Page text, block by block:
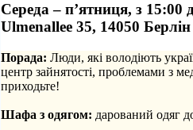
Середа – п’ятниця, з 15:00
Ulmenallee 35, 14050 Берлін
Порада: Люди, які володіють
центр зайнятості, проблемами з
приходьте!
Шафа з одягом: дарований одяг